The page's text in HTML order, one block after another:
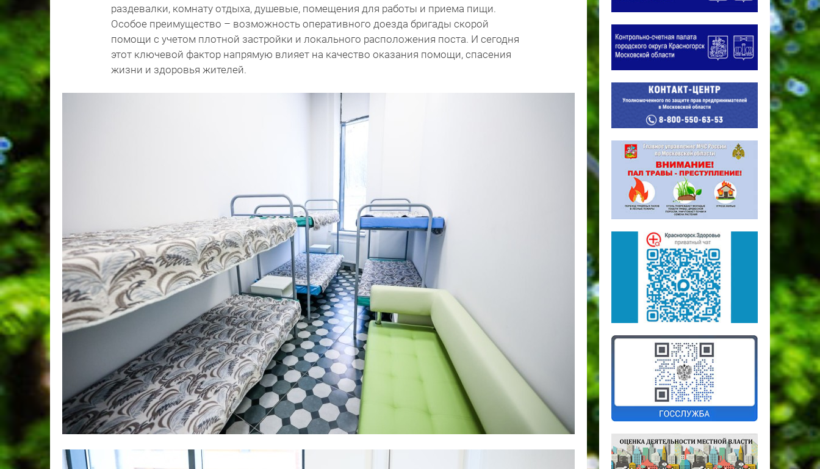
раздевалки, комнату отдыха, душевые, помещения для работы и приема пищи.
Особое преимущество – возможность оперативного доезда бригады скорой
помощи с учетом плотной застройки и локального расположения поста. И сегодня
этот ключевой фактор напрямую влияет на качество оказания помощи, спасения
жизни и здоровья жителей.